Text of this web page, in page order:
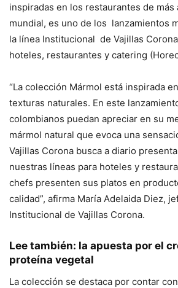
inspiradas en los restaurantes de más
mundial, es uno de los lanzamientos
la línea Institucional de Vajillas
hoteles, restaurantes y catering
“La colección Mármol está inspirada
texturas naturales. En este
colombianos puedan apreciar en su
mármol natural que evoca una
Vajillas Corona busca a diario
nuestras líneas para hoteles y
chefs presenten sus platos en
calidad”, afirma María Adelaida Diez,
Institucional de Vajillas Corona.
Lee también: la apuesta por el
proteína vegetal
La colección se destaca por contar